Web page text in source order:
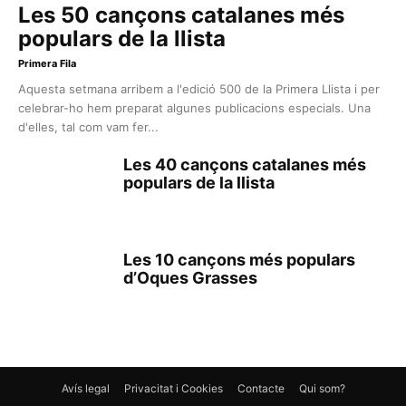
Les 50 cançons catalanes més
populars de la llista
Primera Fila
Aquesta setmana arribem a l'edició 500 de la Primera Llista i per
celebrar-ho hem preparat algunes publicacions especials. Una
d'elles, tal com vam fer...
Les 40 cançons catalanes més
populars de la llista
Les 10 cançons més populars
d’Oques Grasses
Avís legal Privacitat i Cookies Contacte Qui som?